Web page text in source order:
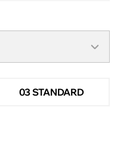
03 STANDARD